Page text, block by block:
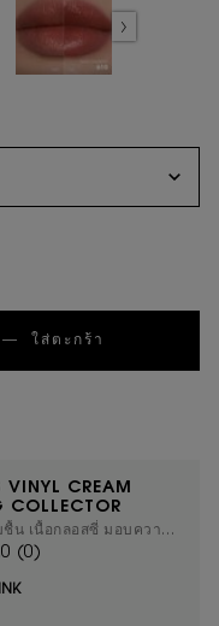
LIGHT-FLIRTING
― ใส่ตะกร้า
CREAM
COLLECTOR
น เนื้อกลอสซี่ มอบความ
วัน(0)